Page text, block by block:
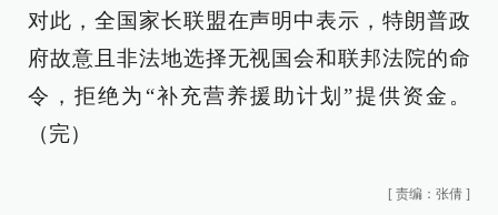
对此，全国家长联盟在声明中表示，特朗普政
府故意且非法地选择无视国会和联邦法院的命
令，拒绝为“补充营养援助计划”提供资金。
（完）
[ 责编：张倩 ]